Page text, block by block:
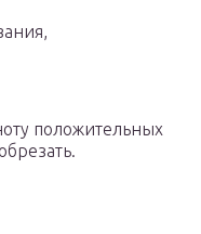
положительных